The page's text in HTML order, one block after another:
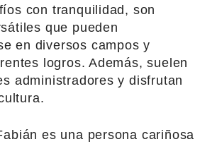
con tranquilidad, son
que pueden
en diversos campos y
logros. Además, suelen
administradores y disfrutan
es una persona cariñosa